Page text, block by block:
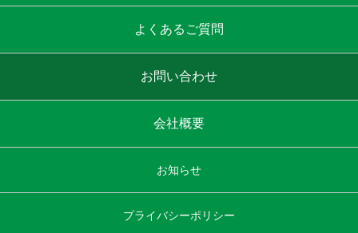
よくあるご質問
お問い合わせ
会社概要
お知らせ
プライバシーポリシー